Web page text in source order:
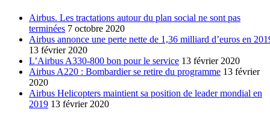
Airbus. Les tractations autour du plan social ne sont pas
terminées 7 octobre 2020
Airbus annonce une perte nette de 1,36 milliard d’euros en
13 février 2020
L’Airbus A330-800 bon pour le service 13 février 2020
Airbus A220 : Bombardier se retire du programme 13 février
2020
Airbus Helicopters maintient sa position de leader mondial en
2019 13 février 2020